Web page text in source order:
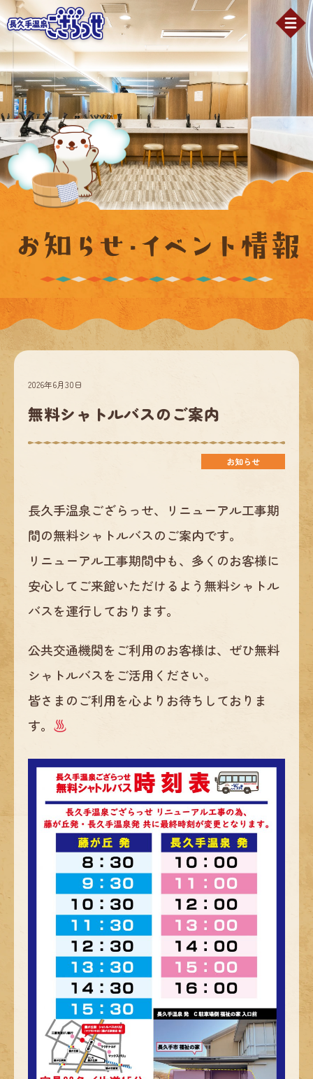
2026年6月30日
無料シャトルバスのご案内
お知らせ
長久手温泉ござらっせ、リニューアル工事期
間の無料シャトルバスのご案内です。
リニューアル工事期間中も、多くのお客様に
安心してご来館いただけるよう無料シャトル
バスを運行しております。
公共交通機関をご利用のお客様は、ぜひ無料
シャトルバスをご活用ください。
皆さまのご利用を心よりお待ちしておりま
す。